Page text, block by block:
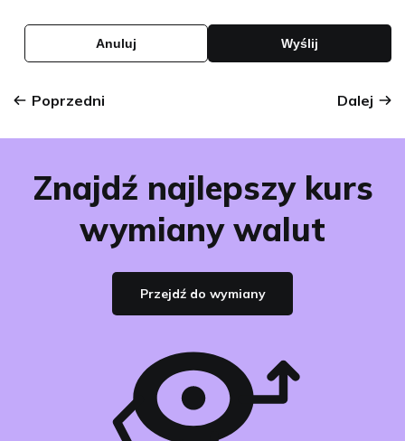
Poprzedni Dalej
Znajdź najlepszy kurs
wymiany walut
Przejdź do wymiany